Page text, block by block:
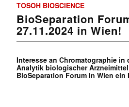
TOSOH BIOSCIENCE
BioSeparation
27.11.2024 in Wien!
Interesse an Chromatographie in
Analytik biologischer
BioSeparation Forum in Wien ein